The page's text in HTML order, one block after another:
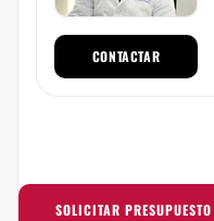
CONTACTAR
SOLICITAR PRESUPUESTO